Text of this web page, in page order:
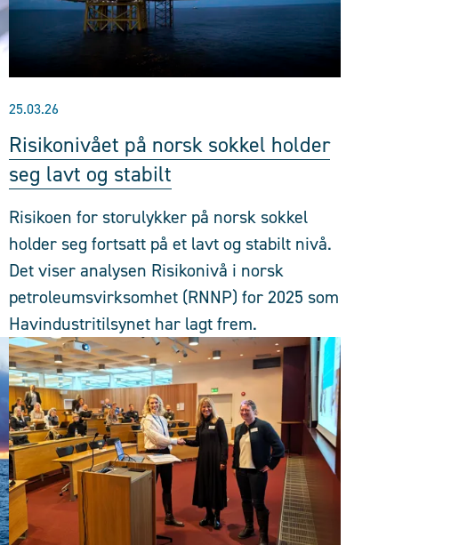
25.03.26
Risikonivået på norsk sokkel holder
seg lavt og stabilt
Risikoen for storulykker på norsk sokkel
holder seg fortsatt på et lavt og stabilt nivå.
Det viser analysen Risikonivå i norsk
petroleumsvirksomhet (RNNP) for 2025 som
Havindustritilsynet har lagt frem.